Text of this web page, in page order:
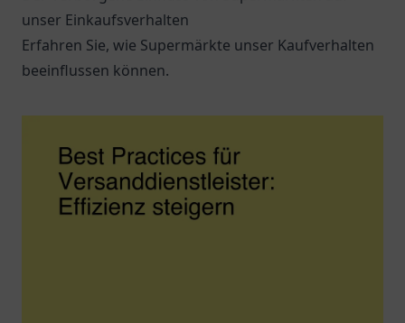
unser Einkaufsverhalten
Erfahren Sie, wie Supermärkte unser Kaufverhalten
beeinflussen können.